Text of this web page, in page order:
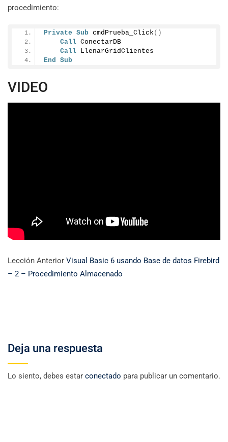
procedimiento:
Private Sub cmdPrueba_Click ()
Call ConectarDB
Call LlenarGridClientes
End Sub
VIDEO
Lección Anterior Visual Basic 6 usando Base de datos Firebird
– 2 – Procedimiento Almacenado
Deja una respuesta
Lo siento, debes estar conectado para publicar un comentario.